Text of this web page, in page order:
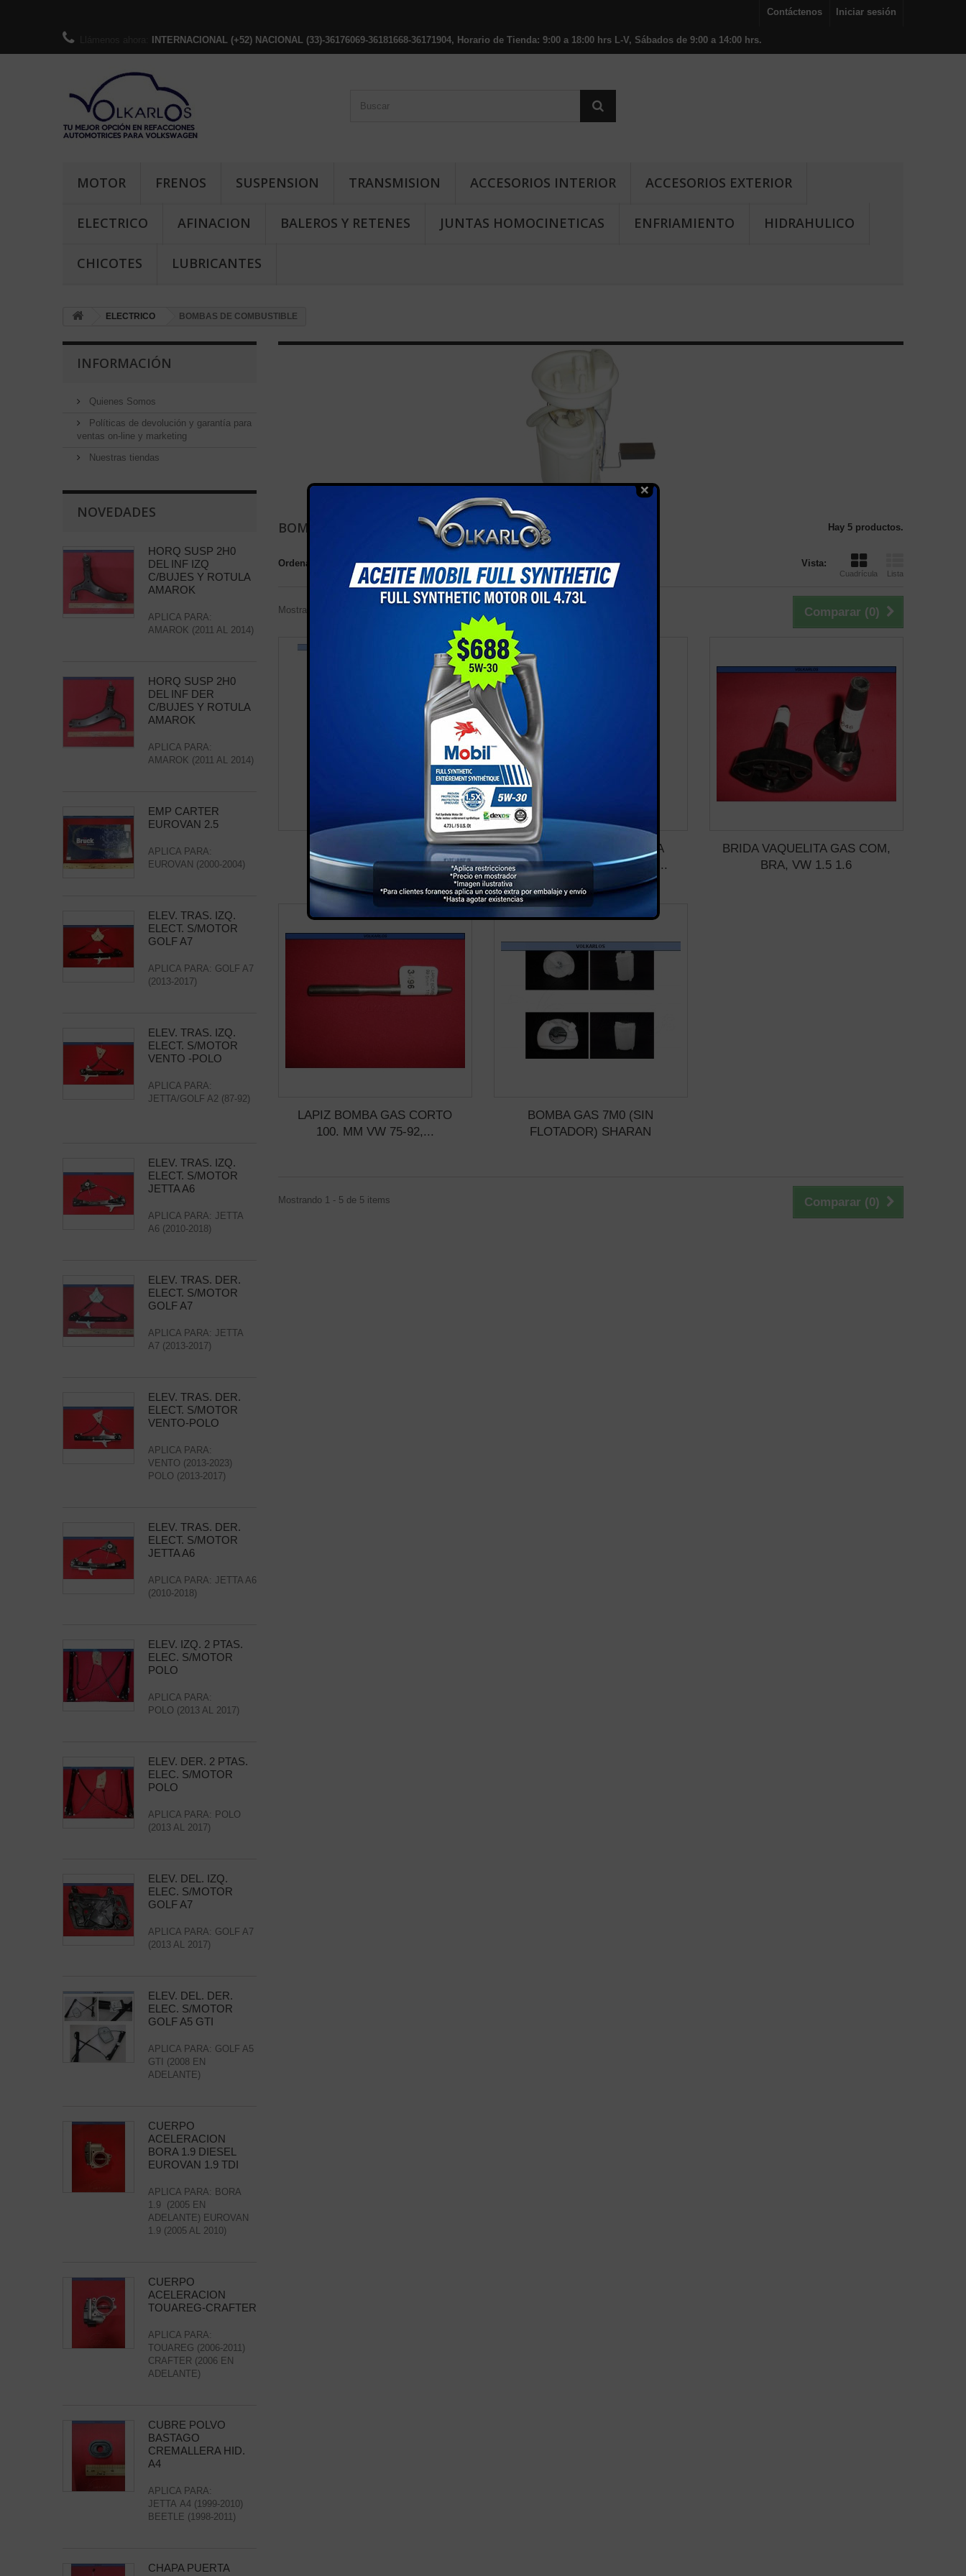
Iniciar sesión
Contáctenos
INTERNACIONAL (+52) NACIONAL (33)-36176069-36181668-36171904, Horario de Tienda: 9:00 a 18:00 hrs L-V, Sábados de 9:00 a 14:00 hrs.
MOTOR FRENOS SUSPENSION TRANSMISION ACCESORIOS INTERIOR ACCESORIOS EXTERIOR
ELECTRICO AFINACION BALEROS Y RETENES JUNTAS HOMOCINETICAS ENFRIAMIENTO HIDRAHULICO
CHICOTES LUBRICANTES
ELECTRICO BOMBAS DE COMBUSTIBLE
INFORMACIÓN
Quienes Somos
Políticas de devolución y garantía para
ventas on-line y marketing
Nuestras tiendas
NOVEDADES
HORQ SUSP 2H0
DEL INF IZQ
C/BUJES Y ROTULA
AMAROK
APLICA PARA:
AMAROK (2011 AL 2014)
HORQ SUSP 2H0
DEL INF DER
C/BUJES Y ROTULA
AMAROK
APLICA PARA:
AMAROK (2011 AL 2014)
EMP CARTER
EUROVAN 2.5
APLICA PARA:
EUROVAN (2000-2004)
ELEV. TRAS. IZQ.
ELECT. S/MOTOR
GOLF A7
APLICA PARA: GOLF A7
(2013-2017)
ELEV. TRAS. IZQ.
ELECT. S/MOTOR
VENTO -POLO
APLICA PARA:
JETTA/GOLF A2 (87-92)
ELEV. TRAS. IZQ.
ELECT. S/MOTOR
JETTA A6
APLICA PARA: JETTA
A6 (2010-2018)
ELEV. TRAS. DER.
ELECT. S/MOTOR
GOLF A7
APLICA PARA: JETTA
A7 (2013-2017)
ELEV. TRAS. DER.
ELECT. S/MOTOR
VENTO-POLO
APLICA PARA:
VENTO (2013-2023)
POLO (2013-2017)
ELEV. TRAS. DER.
ELECT. S/MOTOR
JETTA A6
APLICA PARA: JETTA A6
(2010-2018)
ELEV. IZQ. 2 PTAS.
ELEC. S/MOTOR
POLO
APLICA PARA:
POLO (2013 AL 2017)
ELEV. DER. 2 PTAS.
ELEC. S/MOTOR
POLO
APLICA PARA: POLO
(2013 AL 2017)
ELEV. DEL. IZQ.
ELEC. S/MOTOR
GOLF A7
APLICA PARA: GOLF A7
(2013 AL 2017)
ELEV. DEL. DER.
ELEC. S/MOTOR
GOLF A5 GTI
APLICA PARA: GOLF A5
GTI (2008 EN
ADELANTE)
CUERPO
ACELERACION
BORA 1.9 DIESEL
EUROVAN 1.9 TDI
APLICA PARA: BORA
1.9 (2005 EN
ADELANTE) EUROVAN
1.9 (2005 AL 2010)
CUERPO
ACELERACION
TOUAREG-CRAFTER
APLICA PARA:
TOUAREG (2006-2011)
CRAFTER (2006 EN
ADELANTE)
CUBRE POLVO
BASTAGO
CREMALLERA HID.
A4
APLICA PARA:
JETTA A4 (1999-2010)
BEETLE (1998-2011)
CHAPA PUERTA
BOMBAS DE COMBUSTIBLE Hay 5 productos.
Vista:
Cuadrícula Lista
Ordenar por
Comparar (0)
Mostrando 1 - 5 de 5 items
TAPON GASOLINA CON
LLAVE
BOMBA GAS F.I EXTERNA
GRANDE GOLF/JETTA A2...
BRIDA VAQUELITA GAS COM,
BRA, VW 1.5 1.6
LAPIZ BOMBA GAS CORTO
100. MM VW 75-92,...
BOMBA GAS 7M0 (SIN
FLOTADOR) SHARAN
Comparar (0)
Mostrando 1 - 5 de 5 items